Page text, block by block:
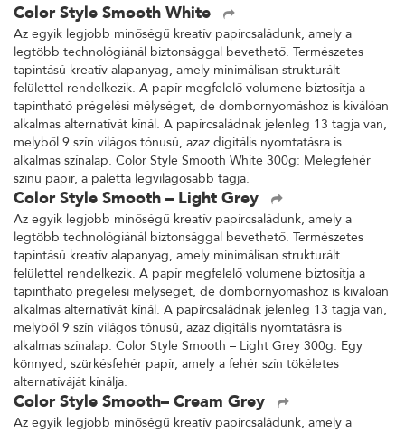
Color Style Smooth White
Az egyik legjobb minőségű kreatív papírcsaládunk, amely a
legtöbb technológiánál biztonsággal bevethető. Természetes
tapintású kreatív alapanyag, amely minimálisan strukturált
felülettel rendelkezik. A papír megfelelő volumene biztosítja a
tapintható prégelési mélységet, de dombornyomáshoz is kiválóan
alkalmas alternatívát kínál. A papírcsaládnak jelenleg 13 tagja van,
melyből 9 szín világos tónusú, azaz digitális nyomtatásra is
alkalmas színalap. Color Style Smooth White 300g: Melegfehér
színű papír, a paletta legvilágosabb tagja.
Color Style Smooth – Light Grey
Az egyik legjobb minőségű kreatív papírcsaládunk, amely a
legtöbb technológiánál biztonsággal bevethető. Természetes
tapintású kreatív alapanyag, amely minimálisan strukturált
felülettel rendelkezik. A papír megfelelő volumene biztosítja a
tapintható prégelési mélységet, de dombornyomáshoz is kiválóan
alkalmas alternatívát kínál. A papírcsaládnak jelenleg 13 tagja van,
melyből 9 szín világos tónusú, azaz digitális nyomtatásra is
alkalmas színalap. Color Style Smooth – Light Grey 300g: Egy
könnyed, szürkésfehér papír, amely a fehér szín tökéletes
alternatíváját kínálja.
Color Style Smooth– Cream Grey
Az egyik legjobb minőségű kreatív papírcsaládunk, amely a